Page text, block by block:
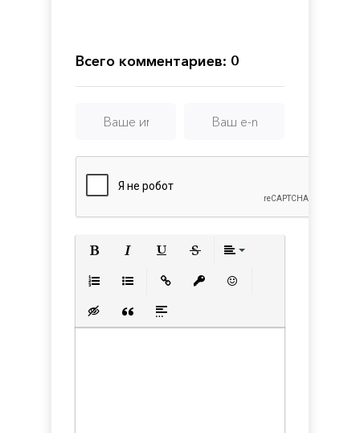
night
day
Всего комментариев: 0
Вставка скрытого текста
Вставка цитаты
Вставка спойлера